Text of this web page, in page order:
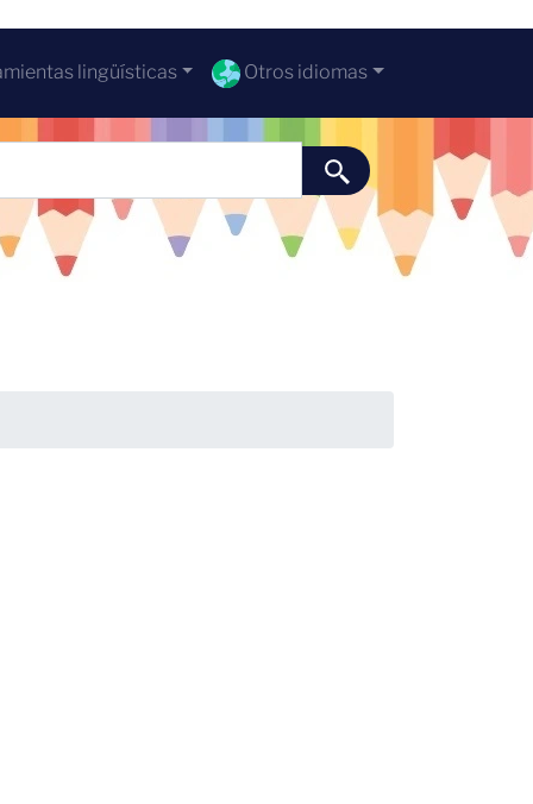
lingüísticas Otros idiomas